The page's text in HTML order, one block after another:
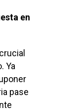
en
Ya
pase